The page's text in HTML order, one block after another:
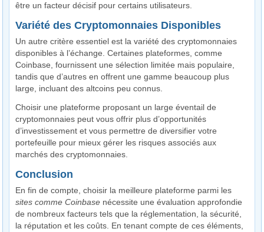
être un facteur décisif pour certains utilisateurs.
Variété des Cryptomonnaies Disponibles
Un autre critère essentiel est la variété des cryptomonnaies
disponibles à l’échange. Certaines plateformes, comme
Coinbase, fournissent une sélection limitée mais populaire,
tandis que d’autres en offrent une gamme beaucoup plus
large, incluant des altcoins peu connus.
Choisir une plateforme proposant un large éventail de
cryptomonnaies peut vous offrir plus d’opportunités
d’investissement et vous permettre de diversifier votre
portefeuille pour mieux gérer les risques associés aux
marchés des cryptomonnaies.
Conclusion
En fin de compte, choisir la meilleure plateforme parmi les
sites comme Coinbase nécessite une évaluation approfondie
de nombreux facteurs tels que la réglementation, la sécurité,
la réputation et les coûts. En tenant compte de ces éléments,